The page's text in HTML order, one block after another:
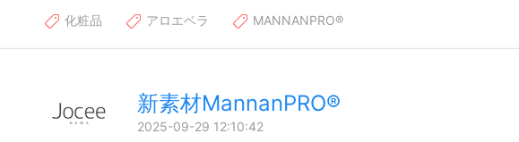
化粧品 アロエベラ MANNANPRO®
新素材MannanPRO®
2025-09-29 12:10:42